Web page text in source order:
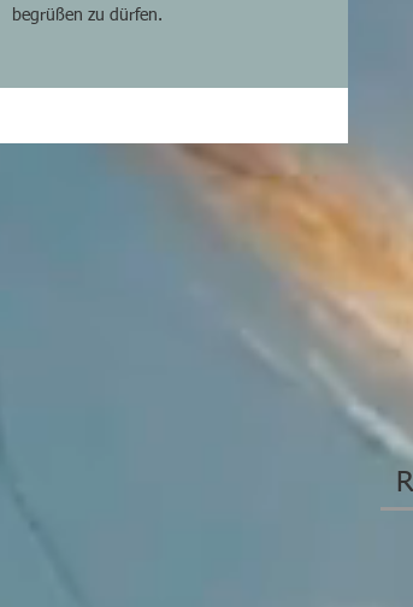
begrüßen zu dürfen.